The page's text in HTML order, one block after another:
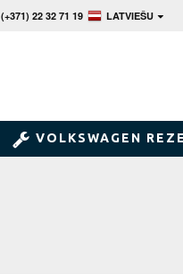
(+371) 22 32 71 19 LATVIEŠU
VOLKSWAGEN